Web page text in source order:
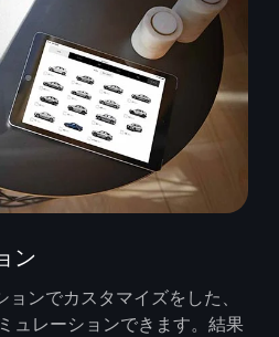
ン
ンでカスタマイズをした、
ュレーションできます。結果